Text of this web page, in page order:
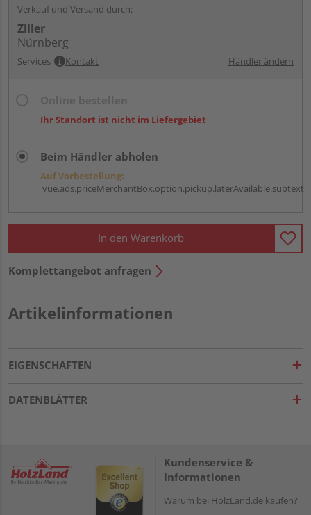
Verkauf und Versand durch:
Ziller
Nürnberg
Services Kontakt Händler ändern
Ihr Standort ist nicht im Liefergebiet
Beim Händler abholen
Auf Vorbestellung:
vue.ads.priceMerchantBox.option.pickup.laterAvailable.subtext
In den Warenkorb
Komplettangebot anfragen
Artikelinformationen
EIGENSCHAFTEN
DATENBLÄTTER
Kundenservice &
Informationen
Warum bei HolzLand.de kaufen?